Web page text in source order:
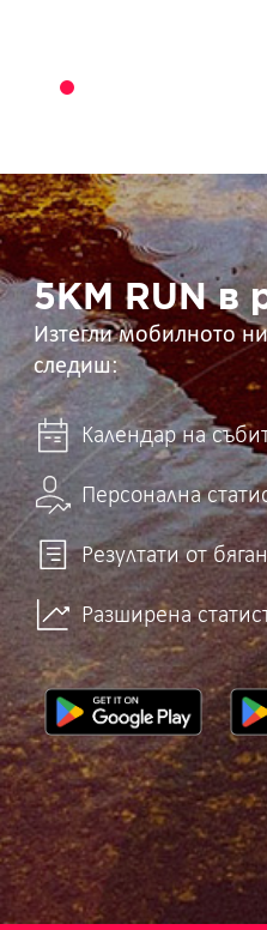
5KM
RUN
в
ръцете
ти 5KM RUN в
Изтегли мобилното
следиш:
Календар на
Персонална
Резултати от
Разширена